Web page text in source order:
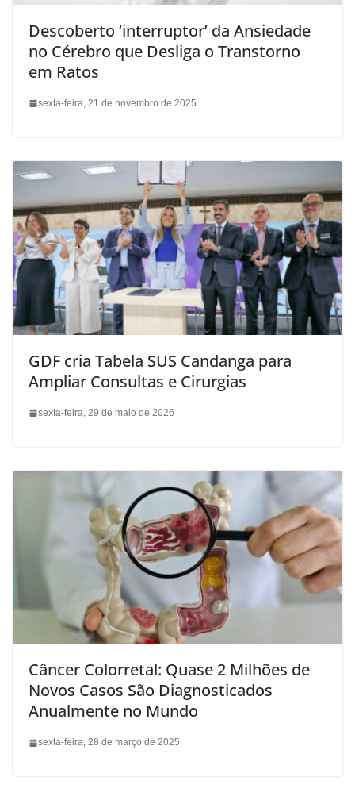
Descoberto ‘interruptor’ da Ansiedade
no Cérebro que Desliga o Transtorno
em Ratos
sexta-feira, 21 de novembro de 2025
GDF cria Tabela SUS Candanga para
Ampliar Consultas e Cirurgias
sexta-feira, 29 de maio de 2026
Câncer Colorretal: Quase 2 Milhões de
Novos Casos São Diagnosticados
Anualmente no Mundo
sexta-feira, 28 de março de 2025